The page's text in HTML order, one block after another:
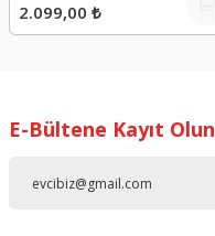
2.099,00 ₺
E-Bültene Kayıt Olun